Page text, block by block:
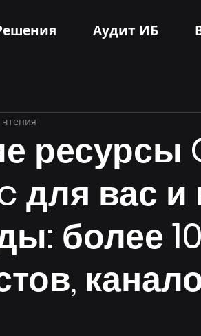
Аудит ИБ
ресурсы
для вас
более